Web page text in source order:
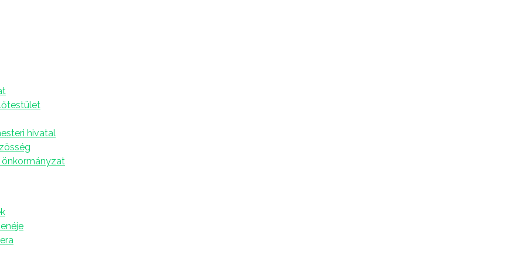
hivatal
önkormányzat
kezdődik a Kulturális nyár rendezvénysorozat,
illetve a Zsebszínházban valósulnak meg.
amikor a Kultúrotthon udvarában Mina Lazarević
közreműködik Ivana Knežević és Vladimir Posavec